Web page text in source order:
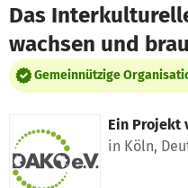
Das
wachsen und
Gemeinnützige
Ein Projekt
in Köln,